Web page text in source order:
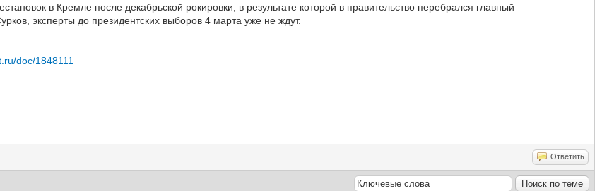
в Кремле после декабрьской рокировки, в результате которой в правительство перебрался главный
эксперты до президентских выборов 4 марта уже не ждут.
doc/1848111
Ответить